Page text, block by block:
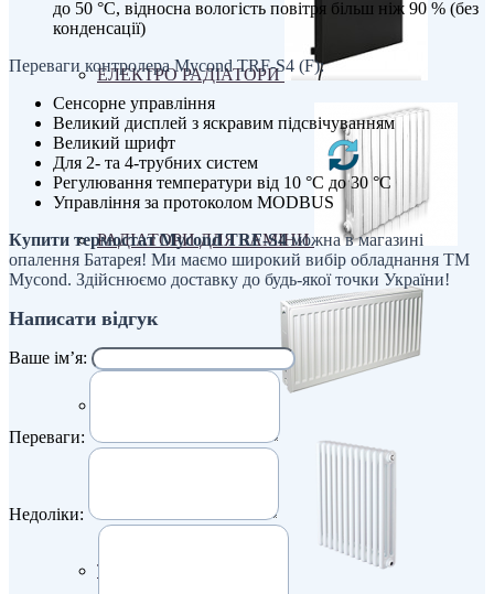
ЕЛЕКТРО РАДІАТОРИ
РАДІАТОРИ ДЛЯ ЗАМІНИ
ТРУБЧАТІ РАДІАТОРИ
до 50 °C, відносна вологість повітря більш ніж 90 % (без
конденсації)
Переваги контролера Mycond TRF-S4 (F):
Сенсорне управління
Великий дисплей з яскравим підсвічуванням
Великий шрифт
Для 2- та 4-трубних систем
Регулювання температури від 10 °C до 30 °C
Управління за протоколом MODBUS
Купити термостат Mycond TRF-S4можна в магазині
опалення Батарея! Ми маємо широкий вибір обладнання ТМ
Mycond. Здійснюємо доставку до будь-якої точки України!
Написати відгук
Ваше ім’я:
Переваги:
Недоліки: